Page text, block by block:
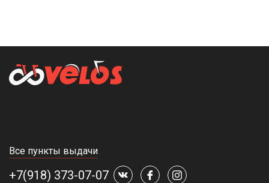
Все пункты выдачи
+7(918) 373-07-07